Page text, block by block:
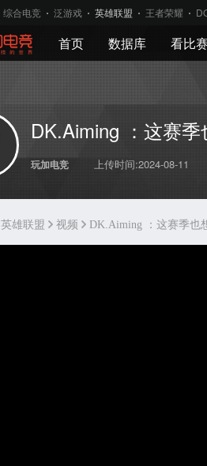
综合电竞 泛游戏 英雄联盟 王者荣耀
首页 数据库 看比
DK.Aiming ：这赛
玩加电竞 上传时间:2024-08-11
英雄联盟 视频 DK.Aiming ：这赛季也